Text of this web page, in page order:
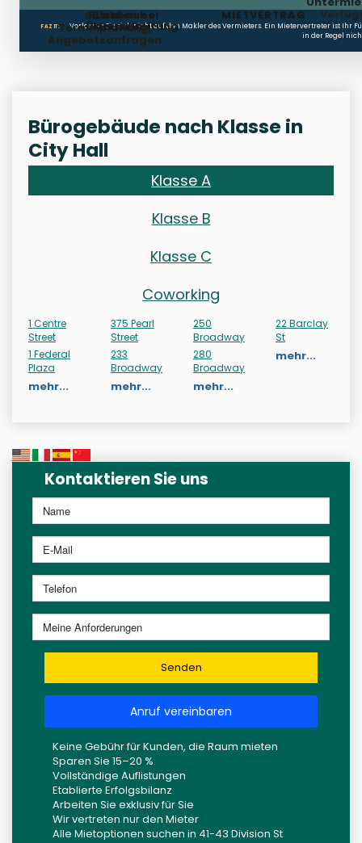
Suche,
Terminplanung,
Angebotsanfragen
Rückbau-
klauseln
Strafen bei
Überschreitung
MIETVERTRAG
FAZIT:
Verlassen Sie sich nicht auf den Makler des Vermieters. Ein Mietervertreter ist Ihr
in der Regel
Bürogebäude nach Klasse in
City Hall
Klasse A
Klasse B
Klasse C
Coworking
1 Centre
Street
1 Federal
Plaza
mehr...
375 Pearl
Street
233
Broadway
mehr...
250
Broadway
280
Broadway
mehr...
22 Barclay
St
mehr...
Kontaktieren Sie uns
Senden
Anruf vereinbaren
Keine Gebühr für Kunden, die Raum mieten
Sparen Sie 15–20 %
Vollständige Auflistungen
Etablierte Erfolgsbilanz
Arbeiten Sie exklusiv für Sie
Wir vertreten nur den Mieter
Alle Mietoptionen suchen in 41-43 Division St